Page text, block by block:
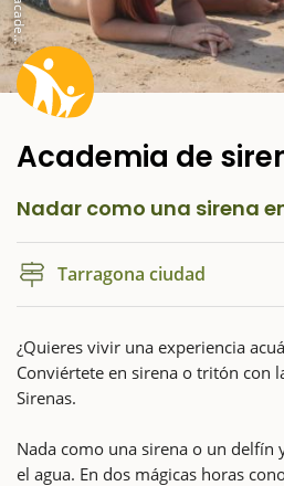
Academia de
m
m
Nadar como una sirena
Tarragona ciudad
¿Quieres vivir una experiencia
Conviértete en sirena o tritón con
Sirenas.
Nada como una sirena o un delfín
el agua. En dos mágicas horas